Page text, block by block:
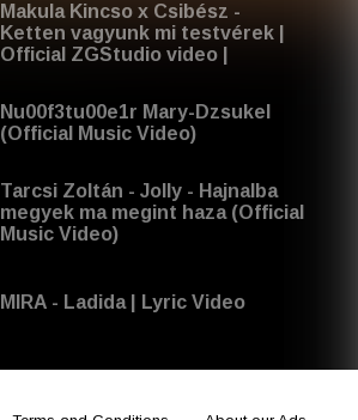
Makula Kincso x Csibész -
Ketten vagyunk mi testvérek |
Official ZGStudio video |
Nu00f3tu00e1r Mary-Dzsukel
(Official Music Video)
Tarcsi Zoltán - Jolly - Hajnalba
megyek ma megint haza (Official
Music Video)
MIRA - Ladida | Lyric Video